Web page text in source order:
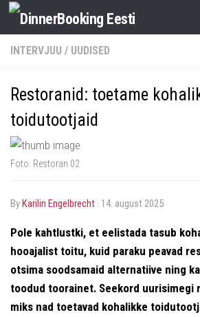
INTERVJUU / UUDISED
Restoranid: toetame
toidutootjaid
Foto: Restoran 02
byKarilin Engelbrecht · 14. august 2025
Pole kahtlustki, et eelistada tasub
hooajalist toitu, kuid paraku peavad
otsima soodsamaid alternatiive ning
toodud toorainet. Seekord uurisimegi
miks nad toetavad kohalikke